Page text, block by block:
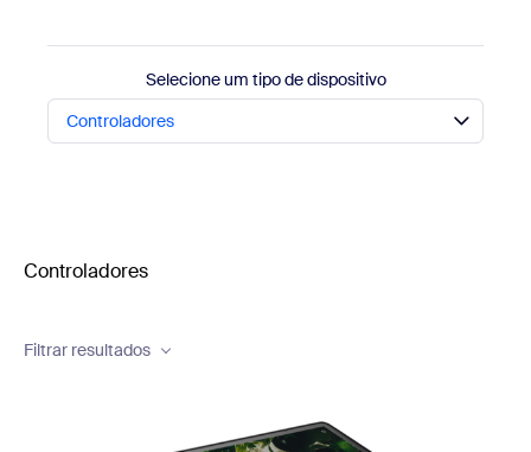
Selecione um tipo de dispositivo
Controladores
Controladores
Filtrar resultados